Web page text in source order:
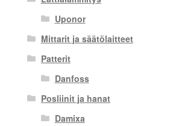
Uponor
Mittarit ja säätölaitteet
Patterit
Danfoss
Posliinit ja hanat
Damixa